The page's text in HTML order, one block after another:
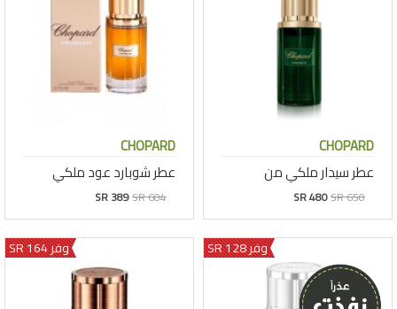
CHOPARD
عطر سيدار ملكي من
SR 480SR 650
CHOPARD
عطر شوبارد عود ملكي
SR 389SR 604
وفر 128 SR وفر 164 SR